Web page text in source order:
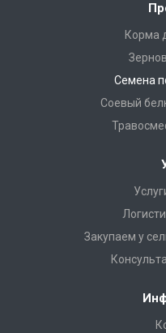
Корма
Семена
Соевый
Закупаем у